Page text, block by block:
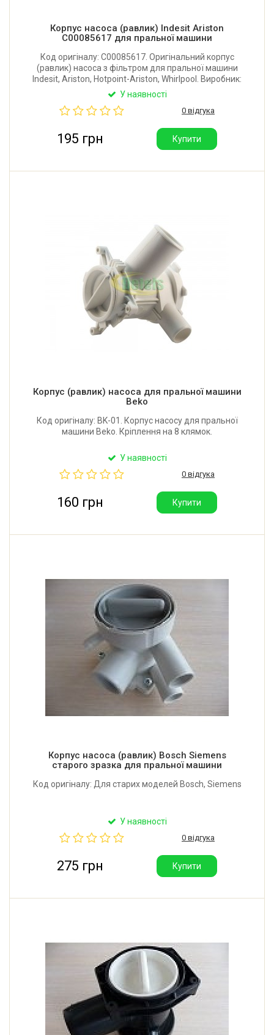
Корпус насоса (равлик) Indesit Ariston
C00085617 для пральної машини
Код оригіналу: C00085617. Оригінальний корпус
(равлик) насоса з фільтром для пральної машини
Indesit, Ariston, Hotpoint-Ariston, Whirlpool. Виробник:
Італія.
У наявності
0 відгука
195 грн Купити
Корпус (равлик) насоса для пральної машини
Beko
Код оригіналу: BK-01. Корпус насосу для пральної
машини Beko. Кріплення на 8 клямок.
У наявності
0 відгука
160 грн Купити
Корпус насоса (равлик) Bosch Siemens
старого зразка для пральної машини
Код оригіналу: Для старих моделей Bosch, Siemens
У наявності
0 відгука
275 грн Купити